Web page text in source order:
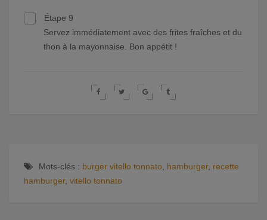
Étape 9
Servez immédiatement avec des frites fraîches et du
thon à la mayonnaise. Bon appétit !
Mots-clés : burger vitello tonnato hamburger, recette
hamburger, vitello tonnato